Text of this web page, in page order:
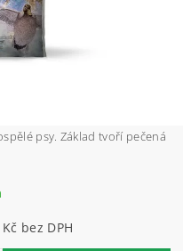
psy. Základ tvoří pečená
1 424,11 Kč bez DPH